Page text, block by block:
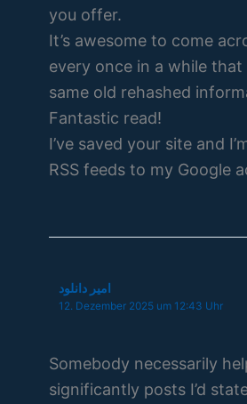
you offer.
It’s awesome to come
every once in a while that
same old rehashed
Fantastic read!
I’ve saved your site and
RSS feeds to my Google
امیر دانلود
12. Dezember 2025 um 12:43 Uhr
Somebody necessarily
significantly posts I’d